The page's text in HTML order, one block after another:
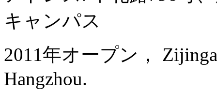
キャンパス
2011年オープン，
Hangzhou.